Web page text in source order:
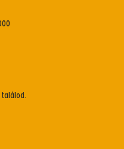
találod.